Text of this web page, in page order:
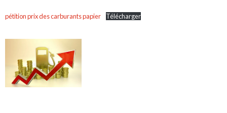
pétition prix des carburants papier Télécharger